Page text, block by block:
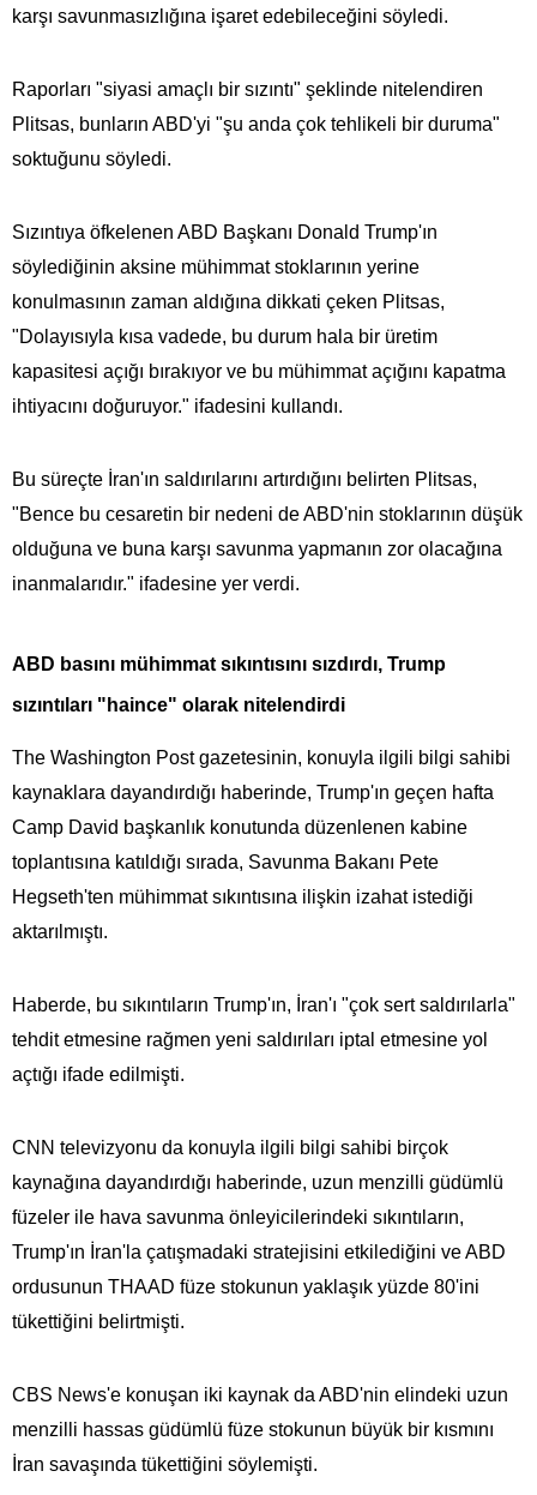
karşı savunmasızlığına işaret edebileceğini söyledi.
Raporları "siyasi amaçlı bir sızıntı" şeklinde nitelendiren
Plitsas, bunların ABD'yi "şu anda çok tehlikeli bir duruma"
soktuğunu söyledi.
Sızıntıya öfkelenen ABD Başkanı Donald Trump'ın
söylediğinin aksine mühimmat stoklarının yerine
konulmasının zaman aldığına dikkati çeken Plitsas,
"Dolayısıyla kısa vadede, bu durum hala bir üretim
kapasitesi açığı bırakıyor ve bu mühimmat açığını kapatma
ihtiyacını doğuruyor." ifadesini kullandı.
Bu süreçte İran'ın saldırılarını artırdığını belirten Plitsas,
"Bence bu cesaretin bir nedeni de ABD'nin stoklarının düşük
olduğuna ve buna karşı savunma yapmanın zor olacağına
inanmalarıdır." ifadesine yer verdi.
ABD basını mühimmat sıkıntısını sızdırdı, Trump
sızıntıları "haince" olarak nitelendirdi
The Washington Post gazetesinin, konuyla ilgili bilgi sahibi
kaynaklara dayandırdığı haberinde, Trump'ın geçen hafta
Camp David başkanlık konutunda düzenlenen kabine
toplantısına katıldığı sırada, Savunma Bakanı Pete
Hegseth'ten mühimmat sıkıntısına ilişkin izahat istediği
aktarılmıştı.
Haberde, bu sıkıntıların Trump'ın, İran'ı "çok sert saldırılarla"
tehdit etmesine rağmen yeni saldırıları iptal etmesine yol
açtığı ifade edilmişti.
CNN televizyonu da konuyla ilgili bilgi sahibi birçok
kaynağına dayandırdığı haberinde, uzun menzilli güdümlü
füzeler ile hava savunma önleyicilerindeki sıkıntıların,
Trump'ın İran'la çatışmadaki stratejisini etkilediğini ve ABD
ordusunun THAAD füze stokunun yaklaşık yüzde 80'ini
tükettiğini belirtmişti.
CBS News'e konuşan iki kaynak da ABD'nin elindeki uzun
menzilli hassas güdümlü füze stokunun büyük bir kısmını
İran savaşında tükettiğini söylemişti.